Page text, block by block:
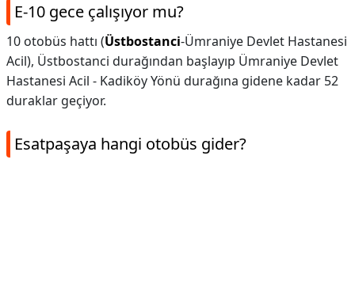
E-10 gece çalışıyor mu?
10 otobüs hattı (Üstbostanci-Ümraniye Devlet Hastanesi
Acil), Üstbostanci durağından başlayıp Ümraniye Devlet
Hastanesi Acil - Kadiköy Yönü durağına gidene kadar 52
duraklar geçiyor.
Esatpaşaya hangi otobüs gider?